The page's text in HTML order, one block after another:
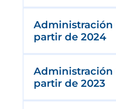
Administración
partir de 2024
Administración
partir de 2023